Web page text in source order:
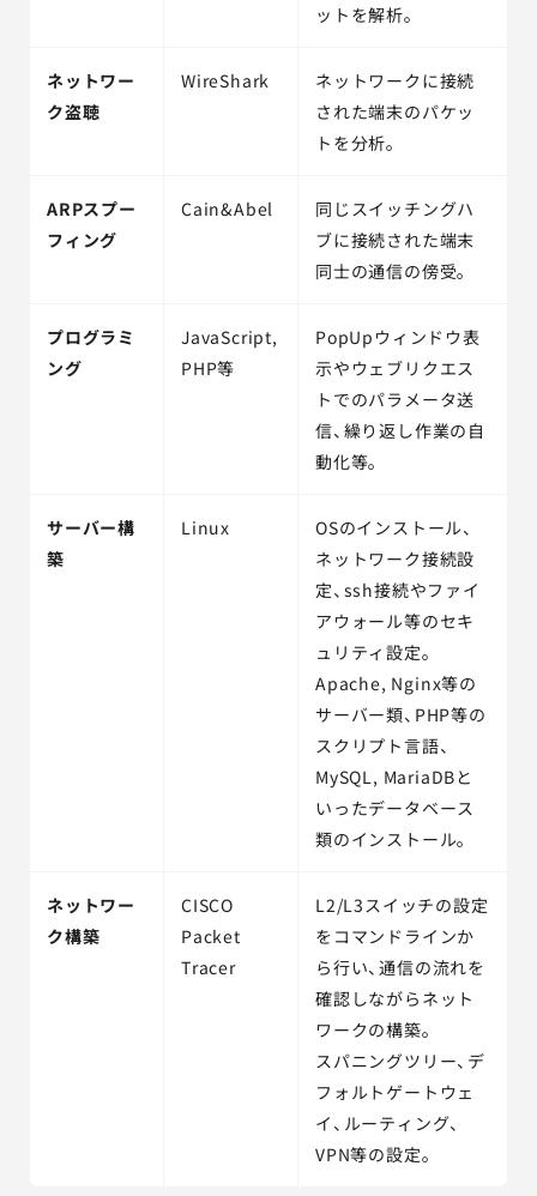
ットを解析。
ネットワー
ク盗聴
WireShark
ネットワークに接続
された端末のパケッ
トを分析。
ARPスプー
フィング
Cain&Abel
同じスイッチングハ
ブに接続された端末
同士の通信の傍受。
プログラミ
ング
JavaScript,
PHP等
PopUpウィンドウ表
示やウェブリクエス
トでのパラメータ送
信、繰り返し作業の自
動化等。
サーバー構
築
Linux
OSのインストール、
ネットワーク接続設
定、ssh接続やファイ
アウォール等のセキ
ュリティ設定。
Apache, Nginx等の
サーバー類、PHP等の
スクリプト言語、
MySQL, MariaDBと
いったデータベース
類のインストール。
ネットワー
ク構築
CISCO
Packet
Tracer
L2/L3スイッチの設定
をコマンドラインか
ら行い、通信の流れを
確認しながらネット
ワークの構築。
スパニングツリー、デ
フォルトゲートウェ
イ、ルーティング、
VPN等の設定。